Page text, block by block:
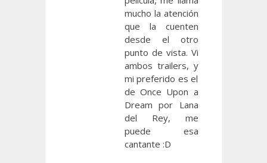
mucho la atención
que la cuenten
desde el otro
punto de vista. Vi
ambos trailers, y
mi preferido es el
de Once Upon a
Dream por Lana
del Rey, me
puede esa
cantante :D